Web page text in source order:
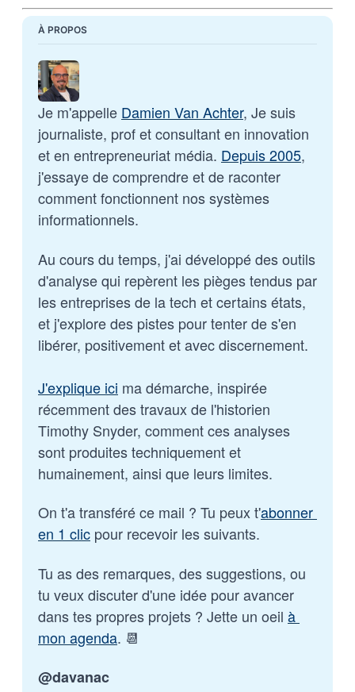
À PROPOS
Je m'appelle Damien Van Achter, Je suis
journaliste, prof et consultant en innovation
et en entrepreneuriat média. Depuis 2005,
j'essaye de comprendre et de raconter
comment fonctionnent nos systèmes
informationnels.
Au cours du temps, j'ai développé des outils
d'analyse qui repèrent les pièges tendus par
les entreprises de la tech et certains états,
et j'explore des pistes pour tenter de s'en
libérer, positivement et avec discernement.
J'explique ici ma démarche, inspirée
récemment des travaux de l'historien
Timothy Snyder, comment ces analyses
sont produites techniquement et
humainement, ainsi que leurs limites.
On t'a transféré ce mail ? Tu peux t'abonner
en 1 clic pour recevoir les suivants.
Tu as des remarques, des suggestions, ou
tu veux discuter d'une idée pour avancer
dans tes propres projets ? Jette un oeil à
mon agenda. 📆
@davanac